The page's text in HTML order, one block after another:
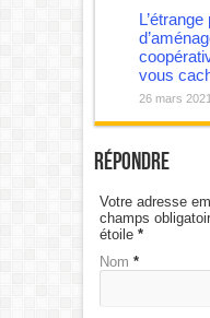
L’étrange
vous
26 mars 2021
Répondre
Votre adresse
champs
étoile *
Nom *